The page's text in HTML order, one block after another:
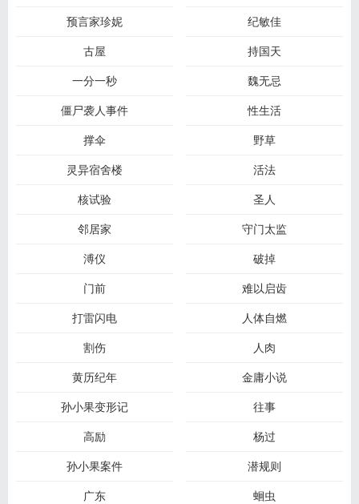
预言家珍妮
纪敏佳
古屋
持国天
一分一秒
魏无忌
僵尸袭人事件
性生活
撑伞
野草
灵异宿舍楼
活法
核试验
圣人
邻居家
守门太监
溥仪
破掉
门前
难以启齿
打雷闪电
人体自燃
割伤
人肉
黄历纪年
金庸小说
孙小果变形记
往事
高励
杨过
孙小果案件
潜规则
广东
蛔虫